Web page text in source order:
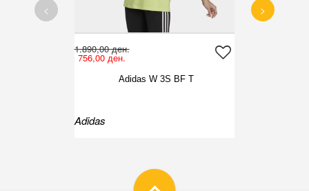
1.890,00 ден.
756,00 ден.
Adidas W 3S BF T
Adidas
< >